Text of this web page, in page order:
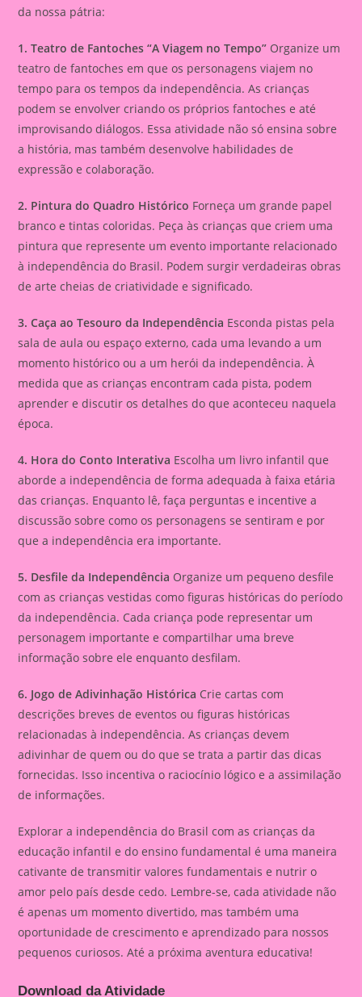
da nossa pátria:
1. Teatro de Fantoches “A Viagem no Tempo” Organize um
teatro de fantoches em que os personagens viajem no
tempo para os tempos da independência. As crianças
podem se envolver criando os próprios fantoches e até
improvisando diálogos. Essa atividade não só ensina sobre
a história, mas também desenvolve habilidades de
expressão e colaboração.
2. Pintura do Quadro Histórico Forneça um grande papel
branco e tintas coloridas. Peça às crianças que criem uma
pintura que represente um evento importante relacionado
à independência do Brasil. Podem surgir verdadeiras obras
de arte cheias de criatividade e significado.
3. Caça ao Tesouro da Independência Esconda pistas pela
sala de aula ou espaço externo, cada uma levando a um
momento histórico ou a um herói da independência. À
medida que as crianças encontram cada pista, podem
aprender e discutir os detalhes do que aconteceu naquela
época.
4. Hora do Conto Interativa Escolha um livro infantil que
aborde a independência de forma adequada à faixa etária
das crianças. Enquanto lê, faça perguntas e incentive a
discussão sobre como os personagens se sentiram e por
que a independência era importante.
5. Desfile da Independência Organize um pequeno desfile
com as crianças vestidas como figuras históricas do período
da independência. Cada criança pode representar um
personagem importante e compartilhar uma breve
informação sobre ele enquanto desfilam.
6. Jogo de Adivinhação Histórica Crie cartas com
descrições breves de eventos ou figuras históricas
relacionadas à independência. As crianças devem
adivinhar de quem ou do que se trata a partir das dicas
fornecidas. Isso incentiva o raciocínio lógico e a assimilação
de informações.
Explorar a independência do Brasil com as crianças da
educação infantil e do ensino fundamental é uma maneira
cativante de transmitir valores fundamentais e nutrir o
amor pelo país desde cedo. Lembre-se, cada atividade não
é apenas um momento divertido, mas também uma
oportunidade de crescimento e aprendizado para nossos
pequenos curiosos. Até a próxima aventura educativa!
Download da Atividade